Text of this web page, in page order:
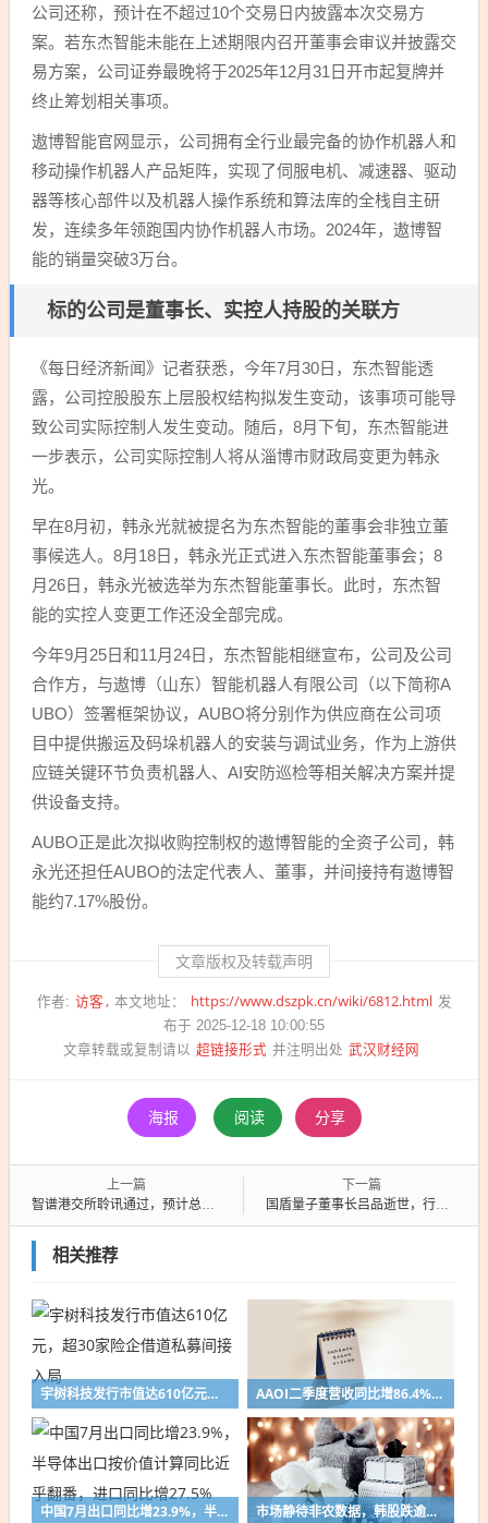
公司还称，预计在不超过10个交易日内披露本次交易方
案。若东杰智能未能在上述期限内召开董事会审议并披露交
易方案，公司证券最晚将于2025年12月31日开市起复牌并
终止筹划相关事项。
遨博智能官网显示，公司拥有全行业最完备的协作机器人和
移动操作机器人产品矩阵，实现了伺服电机、减速器、驱动
器等核心部件以及机器人操作系统和算法库的全栈自主研
发，连续多年领跑国内协作机器人市场。2024年，遨博智
能的销量突破3万台。
标的公司是董事长、实控人持股的关联方
《每日经济新闻》记者获悉，今年7月30日，东杰智能透
露，公司控股股东上层股权结构拟发生变动，该事项可能导
致公司实际控制人发生变动。随后，8月下旬，东杰智能进
一步表示，公司实际控制人将从淄博市财政局变更为韩永
光。
早在8月初，韩永光就被提名为东杰智能的董事会非独立董
事候选人。8月18日，韩永光正式进入东杰智能董事会；8
月26日，韩永光被选举为东杰智能董事长。此时，东杰智
能的实控人变更工作还没全部完成。
今年9月25日和11月24日，东杰智能相继宣布，公司及公司
合作方，与遨博（山东）智能机器人有限公司（以下简称A
UBO）签署框架协议，AUBO将分别作为供应商在公司项
目中提供搬运及码垛机器人的安装与调试业务，作为上游供
应链关键环节负责机器人、AI安防巡检等相关解决方案并提
供设备支持。
AUBO正是此次拟收购控制权的遨博智能的全资子公司，韩
永光还担任AUBO的法定代表人、董事，并间接持有遨博智
能约7.17%股份。
文章版权及转载声明
作者: 访客 本文地址： https://www.dszpk.cn/wiki/6812.html 发
布于 2025-12-18 10:00:55
文章转载或复制请以 超链接形式 并注明出处 武汉财经网
海报 阅读 分享
上一篇
智谱港交所聆讯通过，预计总营收增长翻倍至2025年
下一篇
国盾量子董事长吕品逝世，行业痛失巨擘
相关推荐
宇树科技发行市值达610亿元，超30家险企借道私募间接入局 AAOI二季度营收同比增86.4%，数据中心收入破亿，需求超出产能20%，下半年资本开支将持续加码
中国7月出口同比增23.9%，半导体出口按价值计算同比近乎翻番，进口同比增27.5% 市场静待非农数据，韩股跌逾1%，中东局势胶着推升油价，债市承压